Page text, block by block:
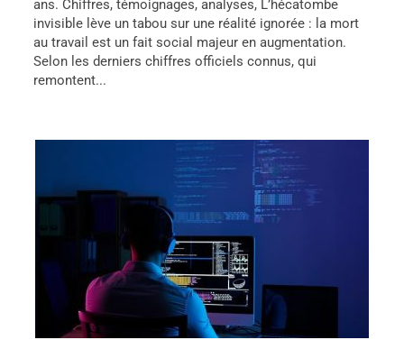
ans. Chiffres, témoignages, analyses, L’hécatombe
invisible lève un tabou sur une réalité ignorée : la mort
au travail est un fait social majeur en augmentation.
Selon les derniers chiffres officiels connus, qui
remontent...